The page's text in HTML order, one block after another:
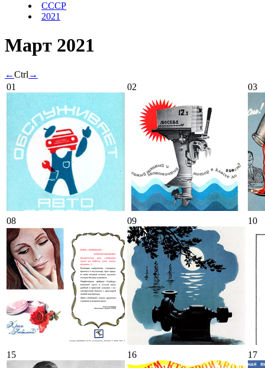
СССР
2021
Март 2021
←Ctrl →
01
02 03
08 09 10
15 16 17